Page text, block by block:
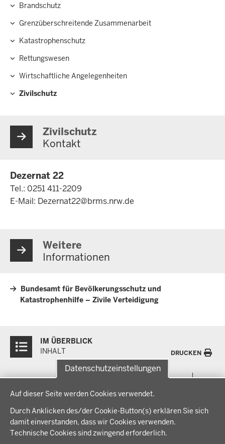
Datenschutzeinstellungen
Auf dieser Seite werden Cookies verwendet.
Durch Anklicken des/der Cookie-Button(s) erklären Sie sich
damit einverstanden, dass wir Cookies verwenden.
Technische Cookies sind zwingend erforderlich.
Brandschutz
Grenzüberschreitende Zusammenarbeit
Katastrophenschutz
Rettungswesen
Wirtschaftliche Angelegenheiten
Zivilschutz
Zivilschutz
Kontakt
Dezernat 22
Tel.: 0251 411-2209
E-Mail: Dezernat22@brms.nrw.de
Weitere
Informationen
Bundesamt für Bevölkerungsschutz und
Katastrophenhilfe – Zivile Verteidigung
Inhalte
IM ÜBERBLICK
INHALT
DRUCKEN
Menü
der
Fußzeile
THEMEN
Bauen, Planen und Verkehr
Bildung, Schule und Sport
IM FOKUS
Energiewende AG
BEZIRKSREGIERUNG